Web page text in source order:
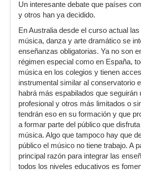
Un interesante debate que países
y otros han ya decidido.
En Australia desde el curso actual
música, danza y arte dramático se
enseñanzas obligatorias. Ya no son
régimen especial como en España,
música en los colegios y tienen
instrumental similar al conservatorio
habrá más espabilados que seguirán
profesional y otros más limitados o
tendrán eso en su formación y que
a formar parte del público que
música. Algo que tampoco hay que
público el músico no tiene trabajo. A
principal razón para integrar las
todos los niveles educativos es